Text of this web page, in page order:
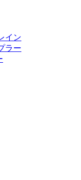
イン
ラー